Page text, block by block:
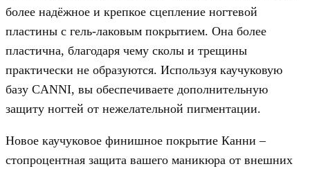
более надёжное и крепкое сцепление ногтевой
пластины с гель-лаковым покрытием. Она более
пластична, благодаря чему сколы и трещины
практически не образуются. Используя каучуковую
базу CANNI, вы обеспечиваете дополнительную
защиту ногтей от нежелательной пигментации.
Новое каучуковое финишное покрытие Канни –
стопроцентная защита вашего маникюра от внешних